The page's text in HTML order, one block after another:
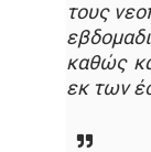
τους
καθώς
εκ των